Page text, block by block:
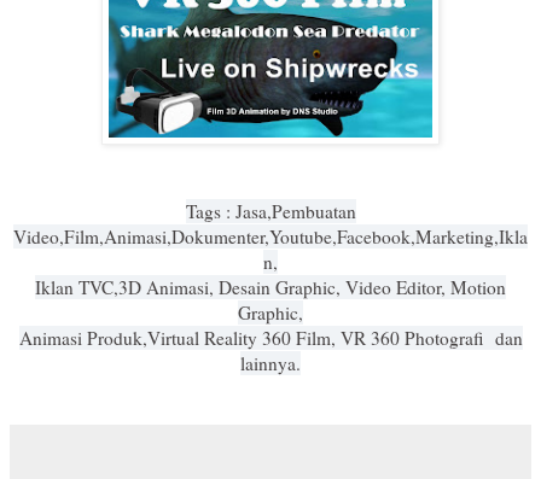
Tags : Jasa,Pembuatan
Video,Film,Animasi,Dokumenter,Youtube,Facebook,Marketing,Ikla
n,
Iklan TVC,3D Animasi, Desain Graphic, Video Editor, Motion
Graphic,
Animasi Produk,Virtual Reality 360 Film, VR 360 Photografi dan
lainnya.